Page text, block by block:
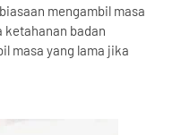
mengambil masa
ketahanan badan
masa yang lama jika